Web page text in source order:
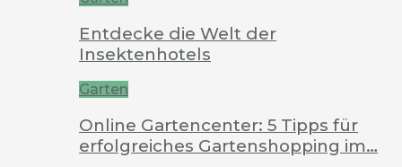
Entdecke die Welt der
Insektenhotels
Garten
Online Gartencenter: 5 Tipps für
erfolgreiches Gartenshopping im…